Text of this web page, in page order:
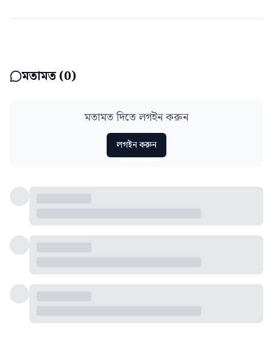
মতামত (0)
মতামত দিতে লগইন করুন
লগইন করুন